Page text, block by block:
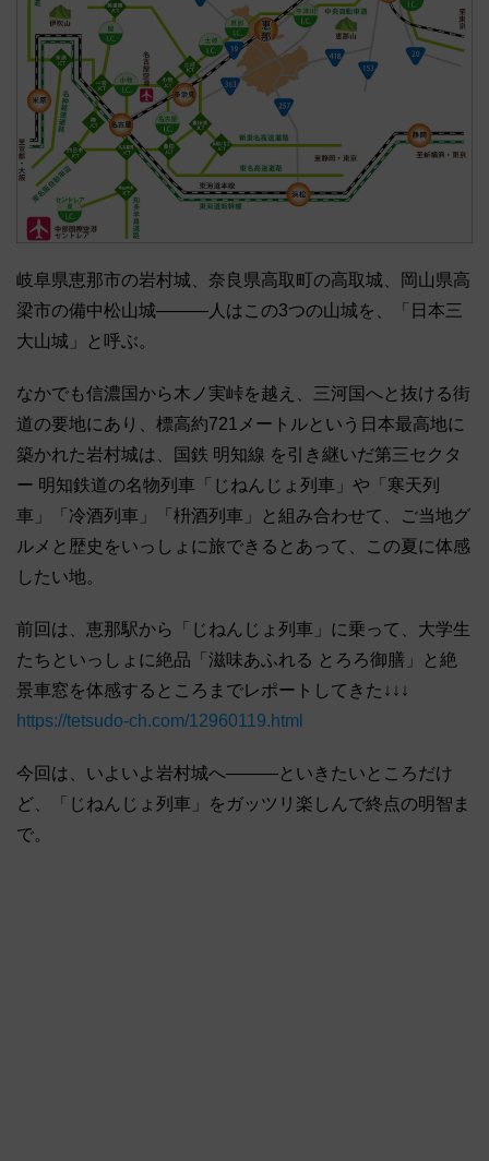
岐阜県恵那市の岩村城、奈良県高取町の高取城、岡山県高
梁市の備中松山城―――人はこの3つの山城を、「日本三
大山城」と呼ぶ。
なかでも信濃国から木ノ実峠を越え、三河国へと抜ける街
道の要地にあり、標高約721メートルという日本最高地に
築かれた岩村城は、国鉄 明知線 を引き継いだ第三セクタ
ー 明知鉄道の名物列車「じねんじょ列車」や「寒天列
車」「冷酒列車」「枡酒列車」と組み合わせて、ご当地グ
ルメと歴史をいっしょに旅できるとあって、この夏に体感
したい地。
前回は、恵那駅から「じねんじょ列車」に乗って、大学生
たちといっしょに絶品「滋味あふれる とろろ御膳」と絶
景車窓を体感するところまでレポートしてきた↓↓↓
https://tetsudo-ch.com/12960119.html
今回は、いよいよ岩村城へ―――といきたいところだけ
ど、「じねんじょ列車」をガッツリ楽しんで終点の明智ま
で。